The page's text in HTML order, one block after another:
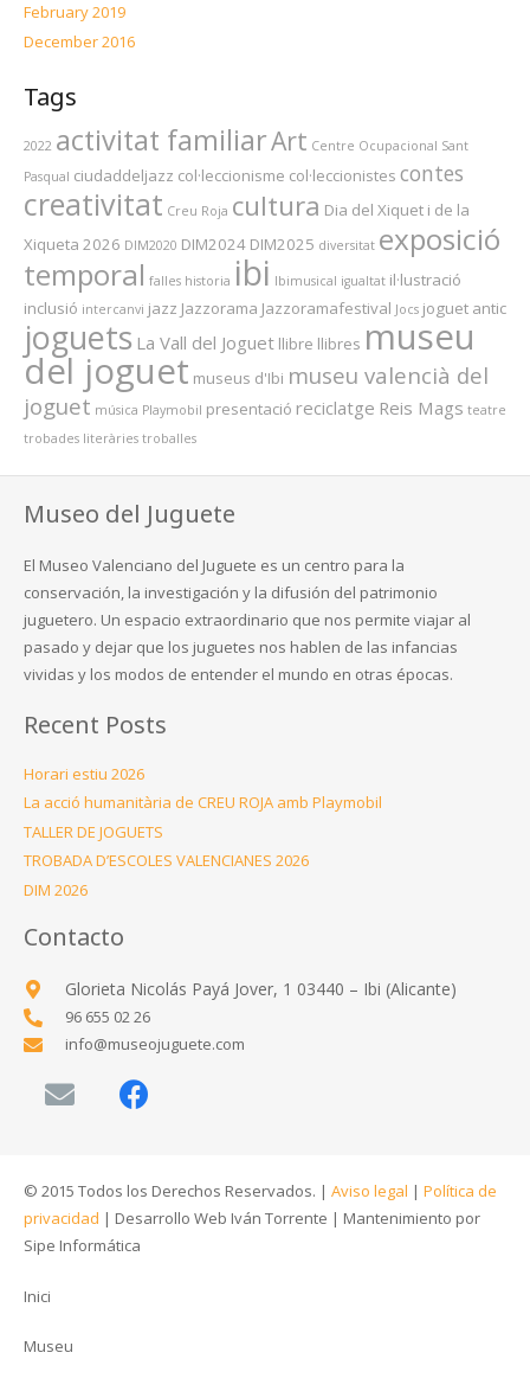
February 2019
December 2016
Tags
2022 activitat familiarArt Centre Ocupacional Sant
Pasqual ciudaddeljazz col·leccionisme col·leccionistes contes
creativitat Creu Roja cultura Dia del Xiquet i de la
Xiqueta 2026 DIM2020 DIM2024 DIM2025 diversitat exposició
temporal falles historia ibi Ibimusical igualtat il·lustració
inclusió intercanvi jazz Jazzorama Jazzoramafestival Jocs joguet antic
joguets La Vall del Joguet llibre llibres museu
del joguet museus d'Ibi museu valencià del
joguet música Playmobil presentació reciclatge Reis Mags teatre
trobades literàries troballes
Museo del Juguete
El Museo Valenciano del Juguete es un centro para la
conservación, la investigación y la difusión del patrimonio
juguetero. Un espacio extraordinario que nos permite viajar al
pasado y dejar que los juguetes nos hablen de las infancias
vividas y los modos de entender el mundo en otras épocas.
Recent Posts
Horari estiu 2026
La acció humanitària de CREU ROJA amb Playmobil
TALLER DE JOGUETS
TROBADA D’ESCOLES VALENCIANES 2026
DIM 2026
Contacto
Glorieta Nicolás Payá Jover, 1 03440 – Ibi (Alicante)
96 655 02 26
info@museojuguete.com
© 2015 Todos los Derechos Reservados. | Aviso legal | Política de
privacidad | Desarrollo Web Iván Torrente | Mantenimiento por
Sipe Informática
Inici
Museu